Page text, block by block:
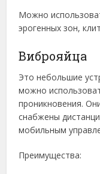
Можно
эрогенных зон,
Виброяйца
Это небольшие
можно
проникновения.
снабжены
мобильным
Преимущества: